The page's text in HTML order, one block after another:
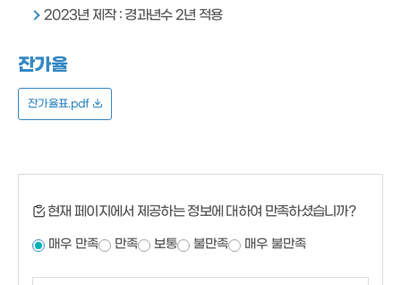
2023년 제작 : 경과년수 2년 적용
잔가율
잔가율표.pdf
현재 페이지에서 제공하는 정보에 대하여 만족하셨습니까?
매우 만족 만족 보통 불만족 매우 불만족